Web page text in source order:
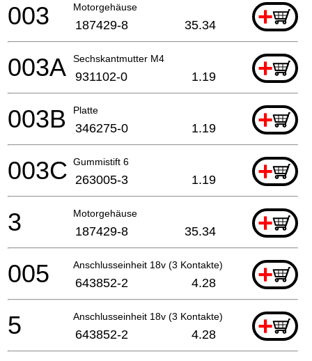
Motorgehäuse +
003 187429-8 35.34
Sechskantmutter M4 +
003A 931102-0 1.19
Platte +
003B 346275-0 1.19
Gummistift 6 +
003C 263005-3 1.19
Motorgehäuse +
3 187429-8 35.34
Anschlusseinheit 18v (3 Kontakte) +
005 643852-2 4.28
Anschlusseinheit 18v (3 Kontakte) +
5 643852-2 4.28